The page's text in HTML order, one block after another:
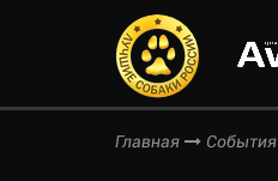
Главная События